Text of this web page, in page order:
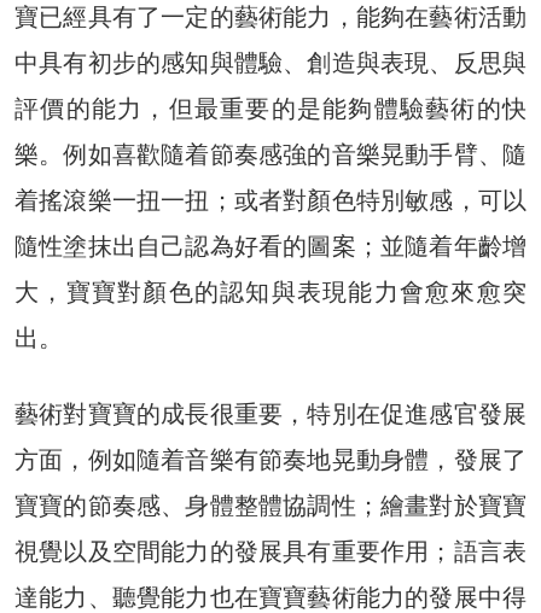
寶已經具有了一定的藝術能力，能夠在藝術活動
中具有初步的感知與體驗、創造與表現、反思與
評價的能力，但最重要的是能夠體驗藝術的快
樂。例如喜歡隨着節奏感強的音樂晃動手臂、隨
着搖滾樂一扭一扭；或者對顏色特別敏感，可以
隨性塗抹出自己認為好看的圖案；並隨着年齡增
大，寶寶對顏色的認知與表現能力會愈來愈突
出。
藝術對寶寶的成長很重要，特別在促進感官發展
方面，例如隨着音樂有節奏地晃動身體，發展了
寶寶的節奏感、身體整體協調性；繪畫對於寶寶
視覺以及空間能力的發展具有重要作用；語言表
達能力、聽覺能力也在寶寶藝術能力的發展中得